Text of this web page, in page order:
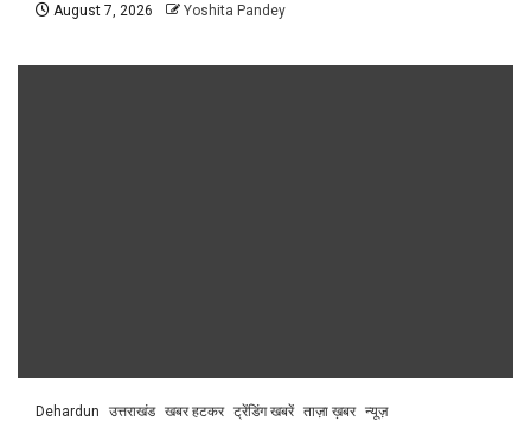
August 7, 2026 Yoshita Pandey
Dehardun उत्तराखंड खबर हटकर ट्रेंडिंग खबरें ताज़ा ख़बर न्यूज़